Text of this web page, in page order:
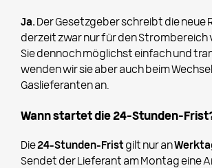
Ja. Der Gesetzgeber schreibt die neue
derzeit zwar nur für den Strombereich
Sie dennoch möglichst einfach und
wenden wir sie aber auch beim
Gaslieferanten an.
Wann startet die 24-Stunden-
Die24-Stunden-Frist gilt nur an
Sendet der Lieferant am Montag eine